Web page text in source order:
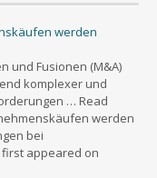
werden
und Fusionen (M&A)
komplexer und
… Read
werden
bei
appeared on